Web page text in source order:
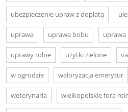
ubezpieczenie upraw z dopłatą ule
uprawa uprawa bobu uprawa
uprawy rolne użytki zielone
w ogrodzie waloryzacja emerytur
weterynaria wielkopolskie fora